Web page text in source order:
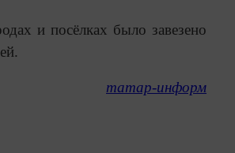
и посёлках было завезено
татар-информ